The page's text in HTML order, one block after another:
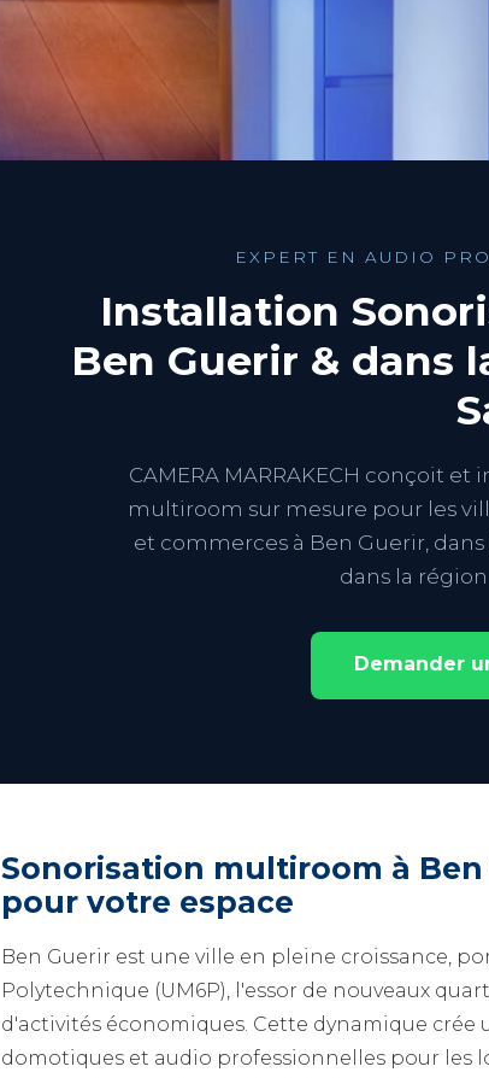
EXPERT EN AUDIO
Installation
Ben Guerir & dans
CAMERA MARRAKECH conçoit
multiroom sur mesure pour les
et commerces à Ben Guerir,
dans la région
Demander
Sonorisation multiroom à
pour votre espace
Ben Guerir est une ville en pleine croissance,
Polytechnique (UM6P), l'essor de nouveaux
d'activités économiques. Cette dynamique
domotiques et audio professionnelles pour les